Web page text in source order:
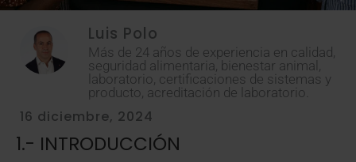
Luis Polo
Más de 24 años de experiencia en calidad,
seguridad alimentaria, bienestar animal,
laboratorio, certificaciones de sistemas y
producto, acreditación de laboratorio.
16 diciembre, 2024
1.- INTRODUCCIÓN